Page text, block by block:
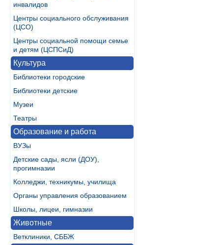
инвалидов
Центры социального обслуживания
(ЦСО)
Центры социальной помощи семье
и детям (ЦСПСиД)
Культура
Библиотеки городские
Библиотеки детские
Музеи
Театры
Образование и работа
ВУЗы
Детские сады, ясли (ДОУ),
прогимназии
Колледжи, техникумы, училища
Органы управления образованием
Школы, лицеи, гимназии
Животные
Ветклиники, СББЖ